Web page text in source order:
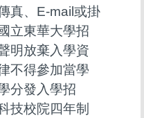
真、E-mail或掛
立東華大學招
明放棄入學資
不得參加當學
分發入學招
技校院四年制